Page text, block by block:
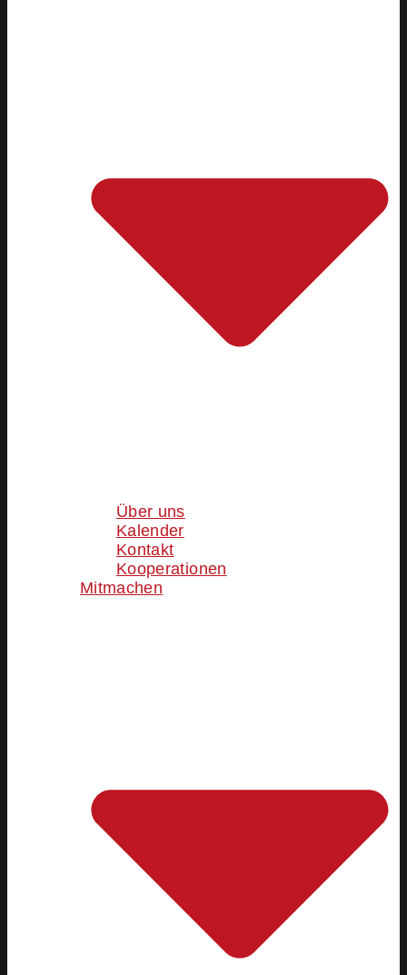
Über uns
Kalender
Kontakt
Kooperationen
Mitmachen